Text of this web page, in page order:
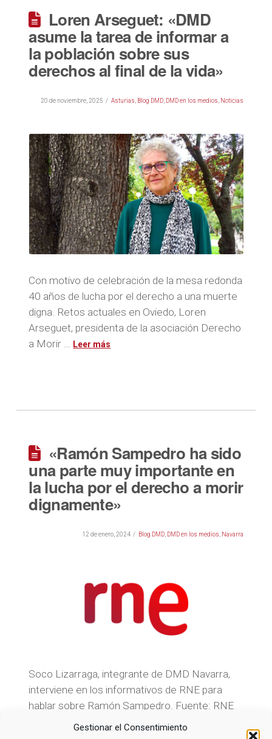
Gestionar el Consentimiento
Loren Arseguet: «DMD
asume la tarea de informar a
la población sobre sus
derechos al final de la vida»
20 de noviembre, 2025 Asturias Blog DMD, DMD en los medios Noticias
Con motivo de celebración de la mesa redonda
40 años de lucha por el derecho a una muerte
digna. Retos actuales en Oviedo, Loren
Arseguet, presidenta de la asociación Derecho
a Morir …
«Ramón Sampedro ha sido
una parte muy importante en
la lucha por el derecho a morir
dignamente»
12 de enero, 2024 Blog DMD, DMD en los medios Navarra
Soco Lizarraga, integrante de DMD Navarra,
interviene en los informativos de RNE para
hablar sobre Ramón Sampedro. Fuente: RNE